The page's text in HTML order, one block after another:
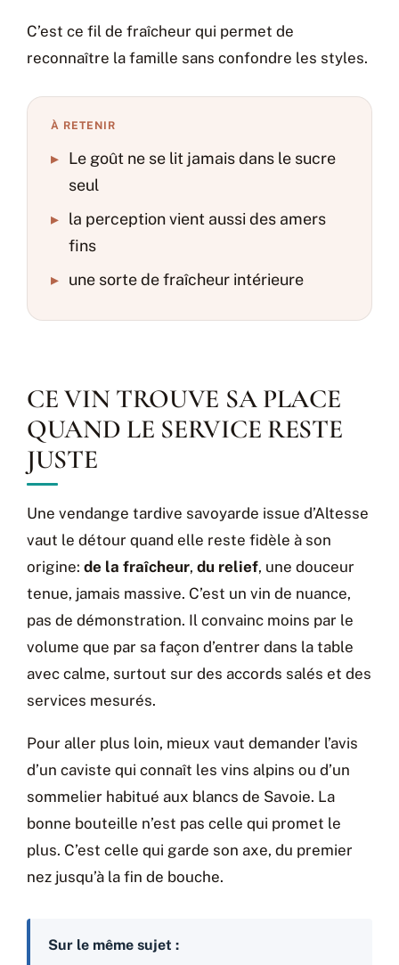
C’est ce fil de fraîcheur qui permet de
reconnaître la famille sans confondre les styles.
À RETENIR
▸ Le goût ne se lit jamais dans le sucre
seul
▸ la perception vient aussi des amers
fins
▸ une sorte de fraîcheur intérieure
CE VIN TROUVE SA PLACE
QUAND LE SERVICE RESTE
JUSTE
Une vendange tardive savoyarde issue d’Altesse
vaut le détour quand elle reste fidèle à son
origine: de la fraîcheur, du relief, une douceur
tenue, jamais massive. C’est un vin de nuance,
pas de démonstration. Il convainc moins par le
volume que par sa façon d’entrer dans la table
avec calme, surtout sur des accords salés et des
services mesurés.
Pour aller plus loin, mieux vaut demander l’avis
d’un caviste qui connaît les vins alpins ou d’un
sommelier habitué aux blancs de Savoie. La
bonne bouteille n’est pas celle qui promet le
plus. C’est celle qui garde son axe, du premier
nez jusqu’à la fin de bouche.
Sur le même sujet :